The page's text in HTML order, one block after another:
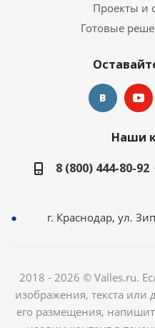
Проекты и
Готовые
Наши
8 (800) 444-80-92
г. Краснодар, ул.
2018 - 2026 © Valles.ru.
изображения, текста или
его размещения,